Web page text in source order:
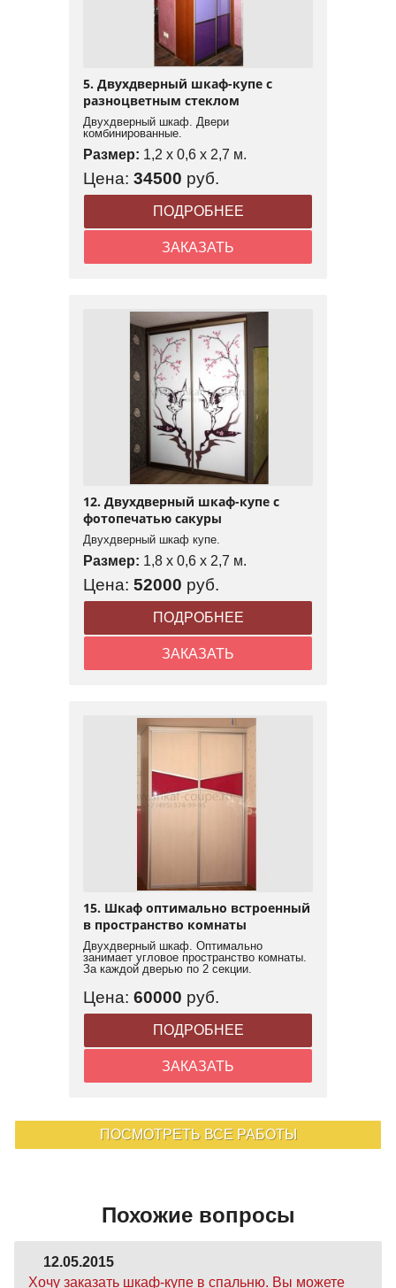
5. Двухдверный шкаф-купе с
разноцветным стеклом
Двухдверный шкаф. Двери
комбинированные.
Размер: 1,2 x 0,6 x 2,7 м.
Цена: 34500 руб.
ПОДРОБНЕЕ
ЗАКАЗАТЬ
12. Двухдверный шкаф-купе с
фотопечатью сакуры
Двухдверный шкаф купе.
Размер: 1,8 x 0,6 x 2,7 м.
Цена: 52000 руб.
ПОДРОБНЕЕ
ЗАКАЗАТЬ
15. Шкаф оптимально встроенный
в пространство комнаты
Двухдверный шкаф. Оптимально
занимает угловое пространство комнаты.
За каждой дверью по 2 секции.
Цена: 60000 руб.
ПОДРОБНЕЕ
ЗАКАЗАТЬ
ПОСМОТРЕТЬ ВСЕ РАБОТЫ
Похожие вопросы
12.05.2015
Хочу заказать шкаф-купе в спальню. Вы можете